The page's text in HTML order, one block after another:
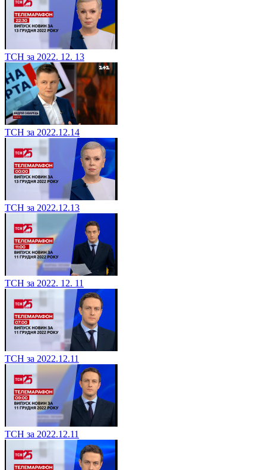
ТСН за 2022. 12. 13
ТСН за 2022.12.14
ТСН за 2022.12.13
ТСН за 2022. 12. 11
ТСН за 2022.12.11
ТСН за 2022.12.11